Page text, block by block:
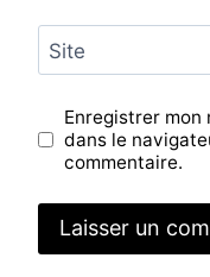
Site
Enregistrer mon
dans le
commentaire.